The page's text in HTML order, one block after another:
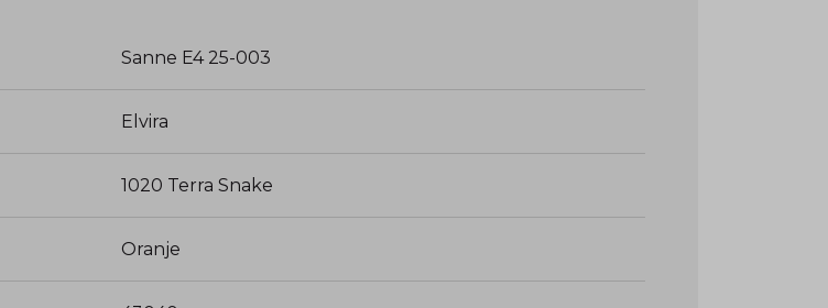
Sanne E4 25-003
Elvira
1020 Terra Snake
Oranje